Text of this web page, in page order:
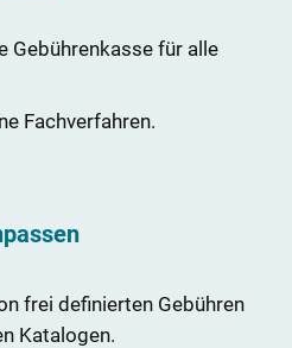
Gebührenkasse für alle
Fachverfahren.
frei definierten Gebühren
Katalogen.